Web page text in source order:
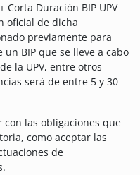
Corta Duración BIP UPV
oficial de dicha
previamente para
BIP que se lleve a cabo
la UPV, entre otros
será de entre 5 y 30
con las obligaciones que
como aceptar las
de